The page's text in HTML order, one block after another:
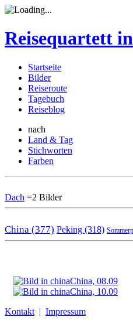
Reisequartett
Startseite
Bilder
Reiseroute
Tagebuch
Reiseblog
nach
Land & Tag
Stichworten
Farben
Dach =2 Bilder
China (377) Peking (318)
China, 08.09
China, 10.09
Kontakt | Impressum